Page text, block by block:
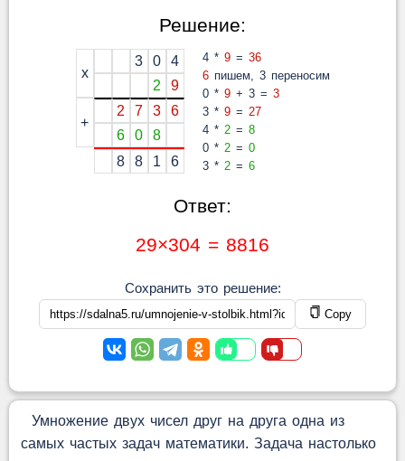
Решение:
x
3 0
4
2
9
+
2 7 3
6
6
0
8
8
8 1 6
4 * 9= 36
6пишем, 3 переносим
0 * 9+ 3 = 3
3 * 9= 27
4 * 2= 8
0 * 2= 0
3 * 2= 6
Ответ:
29×304 = 8816
Сохранить это решение:
Copy
Умножение двух чисел друг на друга одна из
самых частых задач математики. Задача настолько